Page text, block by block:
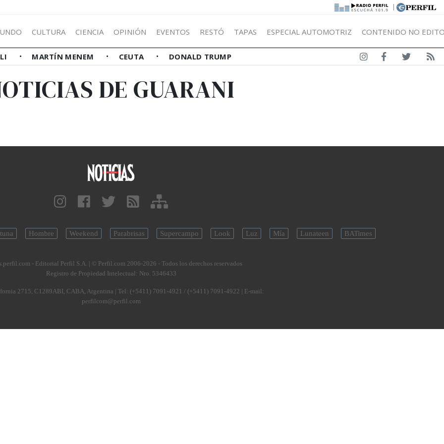
|
CULTURA CIENCIA OPINIÓN EVENTOS RESTÓ TAPAS ESPECIAL AUTOMOTRIZ CONTENIDO NO
MARTÍN MENEM CEUTA DONALD TRUMP
DE GUARANI
Hombre Weekend Parabrisas Supercampo Look Luz Mía Lunateen BATimes
- Editorial Perfil S.A. | © Perfil.com 2006-2026 - Todos los derechos reservados
Registro de Propiedad Intelectual: Nro. 5346433
2715, C1289ABI, CABA, Argentina | Tel: (+5411) 7091-4921 / (+5411) 7091-4922 | E-mail:
perfilcom@perfil.com